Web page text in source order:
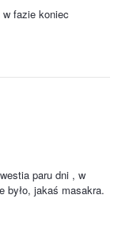
fazie koniec
paru dni , w
było, jakaś masakra.